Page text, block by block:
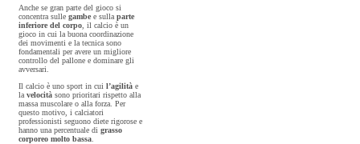
Anche se gran parte del gioco si
concentra sulle gambe e sulla parte
inferiore del corpo , il calcio è un
gioco in cui la buona coordinazione
dei movimenti e la tecnica sono
fondamentali per avere un migliore
controllo del pallone e dominare gli
avversari.
Il calcio è uno sport in cui l’agilità e
la velocità sono prioritari rispetto alla
massa muscolare o alla forza. Per
questo motivo, i calciatori
professionisti seguono diete rigorose e
hanno una percentuale di grasso
corporeo molto bassa